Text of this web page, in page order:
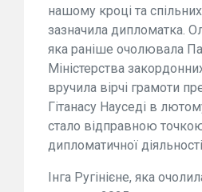
нашому кроці та спільних
зазначила дипломатка.
яка раніше очолювала
Міністерства
вручила вірчі грамоти
Гітанасу Науседі в
стало відправною точкою
дипломатичної
Інга Ругінієне, яка